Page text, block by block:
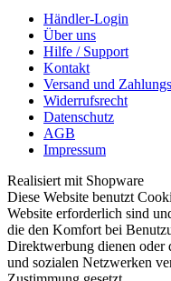
Händler-Login
Über uns
Hilfe / Support
Kontakt
Versand und
Widerrufsrecht
Datenschutz
AGB
Impressum
Realisiert mit Shopware
Diese Website benutzt
Website erforderlich sind
die den Komfort bei
Direktwerbung dienen oder
und sozialen Netzwerken